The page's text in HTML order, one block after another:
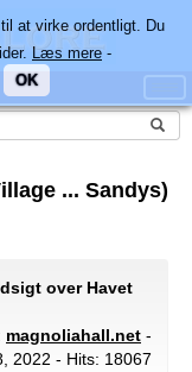
... Sandys)
over Havet
magnoliahall.net -
2022 - Hits: 18067
at virke ordentligt. Du
Læs mere -
OK